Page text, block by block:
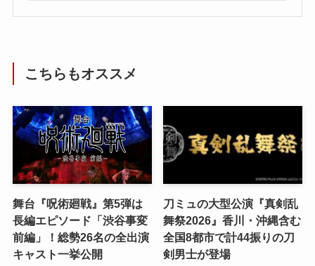
こちらもオススメ
舞台『呪術廻戦』第5弾は
長編エピソード「渋谷事変
前編」！総勢26名の全出演
キャスト一挙公開
刀ミュの大型公演『真剣乱
舞祭2026』香川・沖縄含む
全国8都市で計44振りの刀
剣男士が登場